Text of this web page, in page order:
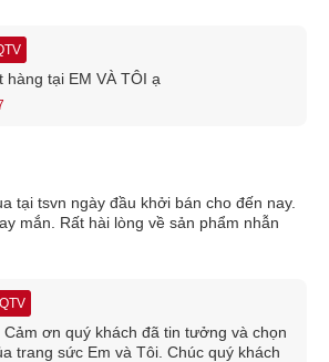
hàng tại EM VÀ TÔI ạ
tại tsvn ngày đầu khởi bán cho đến nay.
mắn. Rất hài lòng về sản phẩm nhẫn
QTV
ơn quý khách đã tin tưởng và chọn
trang sức Em và Tôi. Chúc quý khách